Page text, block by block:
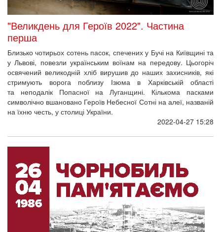
"Великдень для Героїв 2022". Частина
перша
Близько чотирьох сотень пасок, спечених у Бучі на Київщині та
у Львові, повезли українським воїнам на передову. Цьогоріч
освячений великодній хліб вирушив до наших захисників, які
стримують ворога поблизу Ізюма в Харківській області
та неподалік Попасної на Луганщині. Кількома пасками
символічно вшановано Героїв Небесної Сотні на алеї, названій
на їхню честь, у столиці України.
2022-04-27 15:28